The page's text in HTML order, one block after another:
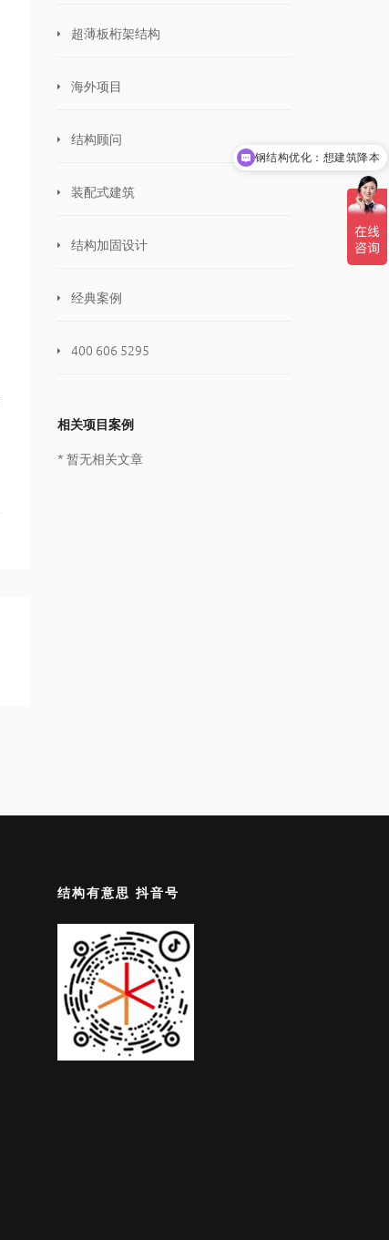
超薄板桁架结构
海外项目
结构顾问
装配式建筑
结构加固设计
经典案例
400 606 5295
相关项目案例
* 暂无相关文章
结构有意思 抖音号
共享研究院：想加入共享研究院